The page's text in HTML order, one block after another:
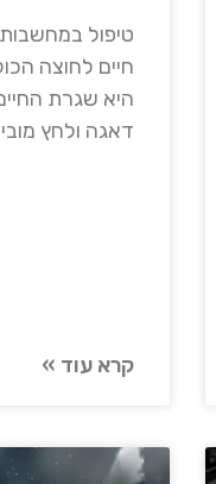
טיפול
חיים לחוצה
היא שגרת
דאגה ולחץ
קרא עוד »